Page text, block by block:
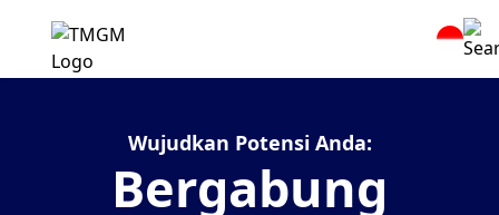
Wujudkan Potensi Anda:
Bergabung